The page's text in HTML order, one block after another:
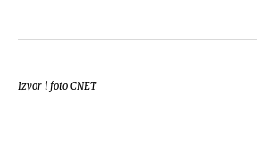
Izvor i foto CNET